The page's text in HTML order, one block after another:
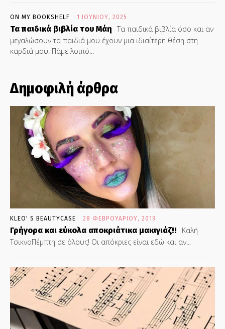
ON MY BOOKSHELF 1 ΙΟΥΝΊΟΥ, 2025
Τα παιδικά βιβλία του Μάη Τα παιδικά βιβλία όσο και αν
μεγαλώσουν τα παιδιά μου έχουν μια ιδιαίτερη θέση στη
καρδιά μου. Πάμε λοιπό...
Δημοφιλή άρθρα
KLEO' S BEAUTYCASE 28 ΦΕΒΡΟΥΑΡΊΟΥ, 2019
Γρήγορα και εύκολα αποκριάτικα μακιγιάζ!!
Καλή
ΤσικνοΠέμπτη σε όλους! Οι απόκριες είναι εδώ και αν...